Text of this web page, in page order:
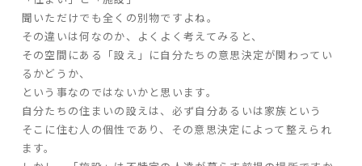
- 高耐震性能
- 高耐久性能
- 保証
家づくりの流れ
よくあるご質問
企業情報
聞いただけでも全くの別物ですよね。
その違いは何なのか、よくよく考えてみると、
その空間にある「設え」に自分たちの意思決定が関わってい
るかどうか、
という事なのではないかと思います。
自分たちの住まいの設えは、必ず自分あるいは家族という
そこに住む人の個性であり、その意思決定によって整えられ
ます。